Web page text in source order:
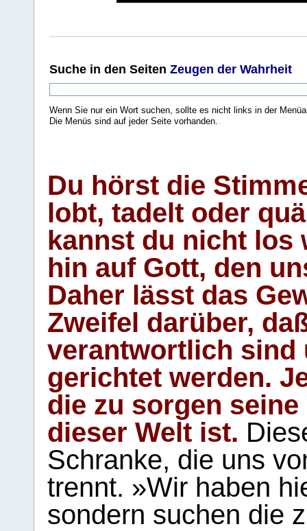
Suche in den Seiten Zeugen der Wahrheit
Wenn Sie nur ein Wort suchen, sollte es nicht links in der
Die Menüs sind auf jeder Seite vorhanden..
Du hörst die
lobt, tadelt oder
kannst du nicht los
hin auf Gott, den
Daher lässt das
Zweifel darüber,
verantwortlich sind
gerichtet werden.
die zu sorgen
dieser Welt ist.
Schranke, die uns
trennt. »Wir haben
sondern suchen die